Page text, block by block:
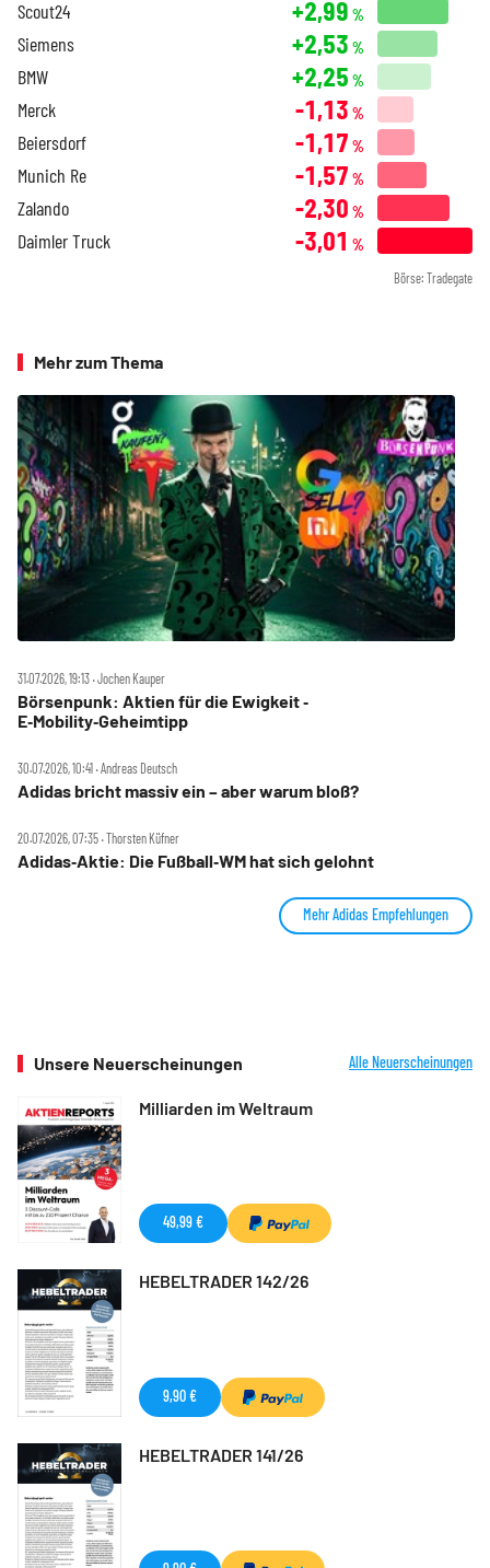
Scout24 +2,99 %
Siemens +2,53 %
BMW +2,25 %
Merck -1,13 %
Beiersdorf -1,17 %
Munich Re -1,57 %
Zalando -2,30 %
Daimler Truck -3,01 %
Börse: Tradegate
Mehr zum Thema
31.07.2026, 19:13 ‧ Jochen Kauper
Börsenpunk: Aktien für die Ewigkeit ‑
E‑Mobility‑Geheimtipp
30.07.2026, 10:41 ‧ Andreas Deutsch
Adidas bricht massiv ein – aber warum bloß?
20.07.2026, 07:35 ‧ Thorsten Küfner
Adidas‑Aktie: Die Fußball‑WM hat sich gelohnt
Mehr Adidas Empfehlungen
Unsere Neuerscheinungen Alle Neuerscheinungen
Milliarden im Weltraum
49,99 €
HEBELTRADER 142/26
9,90 €
HEBELTRADER 141/26